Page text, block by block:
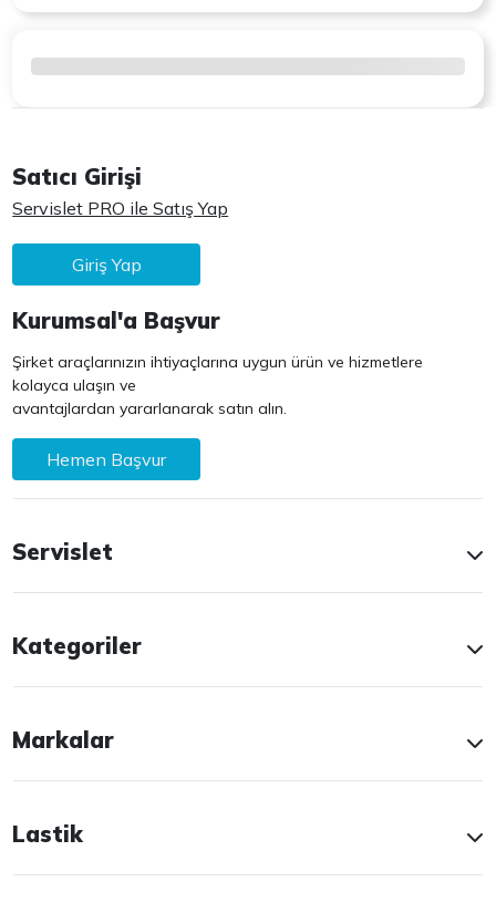
Satıcı Girişi
Servislet PRO ile Satış Yap
Giriş Yap
Kurumsal'a Başvur
Şirket araçlarınızın ihtiyaçlarına uygun ürün ve hizmetlere
kolayca ulaşın ve
avantajlardan yararlanarak satın alın.
Hemen Başvur
Servislet
Kategoriler
Markalar
Lastik